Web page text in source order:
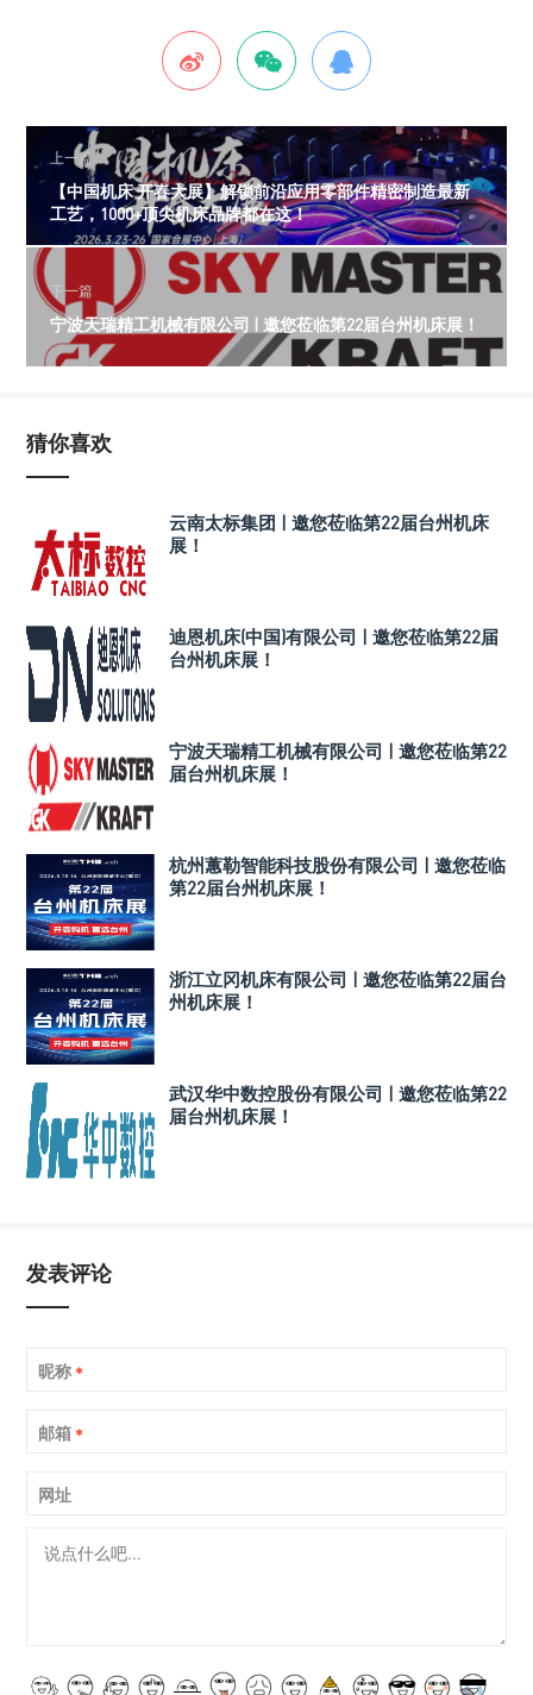
上一篇
【中国机床 开春大展】解锁前沿应用零部件精密制造最新
工艺，1000+顶尖机床品牌都在这！
下一篇
宁波天瑞精工机械有限公司 | 邀您莅临第22届台州机床展！
猜你喜欢
云南太标集团 | 邀您莅临第22届台州机床
展！
迪恩机床(中国)有限公司 | 邀您莅临第22届
台州机床展！
宁波天瑞精工机械有限公司 | 邀您莅临第22
届台州机床展！
杭州蕙勒智能科技股份有限公司 | 邀您莅临
第22届台州机床展！
浙江立冈机床有限公司 | 邀您莅临第22届台
州机床展！
武汉华中数控股份有限公司 | 邀您莅临第22
届台州机床展！
发表评论
昵称 *
邮箱 *
网址